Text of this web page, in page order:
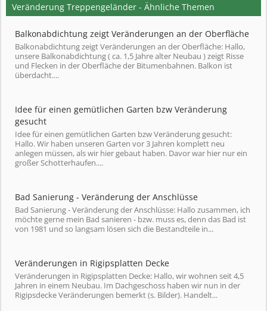
Veränderung Treppengeländer - Ähnliche Themen
Balkonabdichtung zeigt Veränderungen an der Oberfläche
Balkonabdichtung zeigt Veränderungen an der Oberfläche: Hallo,
unsere Balkonabdichtung ( ca. 1,5 Jahre alter Neubau ) zeigt Risse
und Flecken in der Oberfläche der Bitumenbahnen. Balkon ist
überdacht....
Idee für einen gemütlichen Garten bzw Veränderung
gesucht
Idee für einen gemütlichen Garten bzw Veränderung gesucht:
Hallo. Wir haben unseren Garten vor 3 Jahren komplett neu
anlegen müssen, als wir hier gebaut haben. Davor war hier nur ein
großer Schotterhaufen....
Bad Sanierung - Veränderung der Anschlüsse
Bad Sanierung - Veränderung der Anschlüsse: Hallo zusammen, ich
möchte gerne mein Bad sanieren - bzw. muss es, denn das Bad ist
von 1981 und so langsam lösen sich die Bestandteile in...
Veränderungen in Rigipsplatten Decke
Veränderungen in Rigipsplatten Decke: Hallo, wir wohnen seit 4,5
Jahren in einem Neubau. Im Dachgeschoss haben wir nun in der
Rigipsdecke Veränderungen bemerkt (s. Bilder). Handelt...